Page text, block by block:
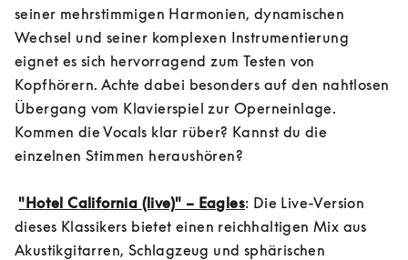
seiner mehrstimmigen Harmonien, dynamischen
Wechsel und seiner komplexen Instrumentierung
eignet es sich hervorragend zum Testen von
Kopfhörern. Achte dabei besonders auf den nahtlosen
Übergang vom Klavierspiel zur Operneinlage.
Kommen die Vocals klar rüber? Kannst du die
einzelnen Stimmen heraushören?
"Hotel California (live)" – Eagles: Die Live-Version
dieses Klassikers bietet einen reichhaltigen Mix aus
Akustikgitarren, Schlagzeug und sphärischen